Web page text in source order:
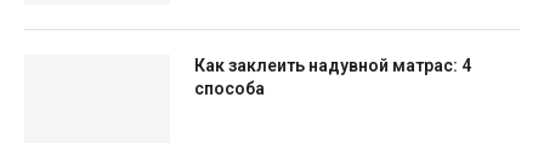
Как заклеить надувной матрас: 4
способа